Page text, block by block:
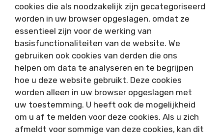
cookies die als noodzakelijk zijn gecategoriseerd
worden in uw browser opgeslagen, omdat ze
essentieel zijn voor de werking van
basisfunctionaliteiten van de website. We
gebruiken ook cookies van derden die ons
helpen om data te analyseren en te begrijpen
hoe u deze website gebruikt. Deze cookies
worden alleen in uw browser opgeslagen met
uw toestemming. U heeft ook de mogelijkheid
om u af te melden voor deze cookies. Als u zich
afmeldt voor sommige van deze cookies, kan dit